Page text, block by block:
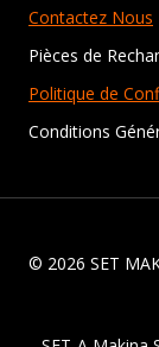
Contactez Nous
Pièces de
Politique de
Conditions
© 2026 SET